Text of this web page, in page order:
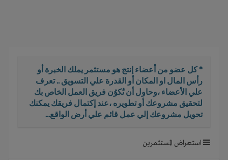
* كل عضو من أعضاء إنتج هو مستثمر يملك الخبرة أو
رأس المال او المكان أو القدرة علي التسويق .. تعرف
علي الأعضاء ،وحاول أن تُكوُن فريق العمل الخاص بك
لتحقيق مشروعك أو تطويره ،عند إكتمال فريقك يمكنك
تحويل مشروعك إلي عمل قائم علي أرض الواقع...
استعراض المستثمرين